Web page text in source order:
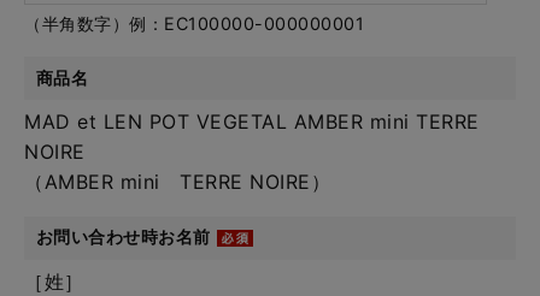
（半角数字）例：EC100000-000000001
商品名
MAD et LEN POT VEGETAL AMBER mini TERRE
NOIRE
（AMBER mini TERRE NOIRE）
お問い合わせ時お名前
［姓］